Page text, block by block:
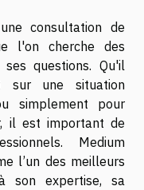
consultation de
l'on cherche des
questions. Qu'il
sur une situation
simplement pour
il est important de
Medium
l’un des meilleurs
son expertise, sa